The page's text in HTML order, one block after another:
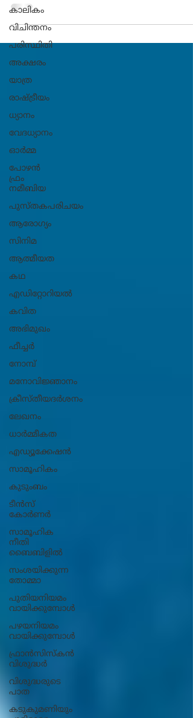
കാലികം
വിചിന്തനം
പരിസ്ഥിതി
അക്ഷരം
യാത്ര
രാഷ്ട്രീയം
ധ്യാനം
വേദധ്യാനം
ഓർമ്മ
പോഴൻ
ഫ്രം
നമീബിയ
പുസ്തകപരിചയം
ആരോ​ഗ്യം
സിനിമ
ആത്മീയത
കഥ
എഡിറ്റോറിയൽ
കവിത
അഭിമുഖം
ഫീച്ചർ
നോമ്പ്
മനോവിജ്ഞാനം
ക്രീസ്തീയദർശനം
ലേഖനം
ധാ‍ർമ്മീകത
എഡ്യൂക്കേഷൻ
സാമൂഹികം
കുടുംബം
ടീൻസ്
കോർണർ
സാമൂഹിക
നീതി
ബൈബിളിൽ
സംശയിക്കുന്ന
തോമ്മാ
പുതിയനിയമം
വായിക്കുമ്പോൾ
പഴയനിയമം
വായിക്കുമ്പോൾ
ഫ്രാൻസിസ്കൻ
വിശുദ്ധർ
വിശുദ്ധരുടെ
പാത
കടുകുമണിയും